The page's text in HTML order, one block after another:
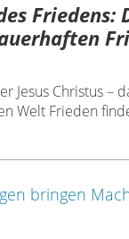
Friedens:
Jesus Christus –
Welt Frieden